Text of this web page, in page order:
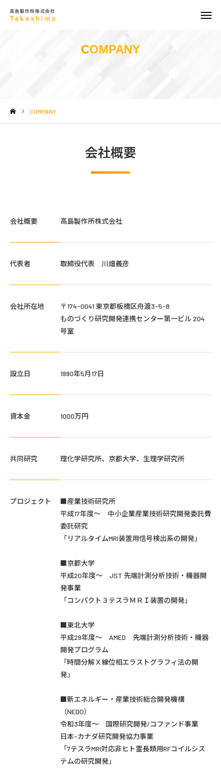
COMPANY
COMPANY
会社概要
会社概要 高島製作所株式会社
代表者 取締役代表 川畑義彦
会社所在地
〒174-0041 東京都板橋区舟渡3-5-8
ものづくり研究開発連携センター第一ビル 204
号室
設立日 1990年5月17日
資本金 1000万円
共同研究 理化学研究所、京都大学、生理学研究所
プロジェクト
■産業技術研究所
平成17年度～ 中小企業産業技術研究開発委託費
委託研究
「リアルタイムMRI装置用信号検出系の開発」
■京都大学
平成20年度～ JST 先端計測分析技術・機器開
発事業
「コンパクト３テスラＭＲＩ装置の開発」
■東北大学
平成29年度～ AMED 先端計測分析技術・機器
開発プログラム
「時間分解Ｘ線位相エラストグラフィ法の開
発」
■新エネルギー・産業技術総合開発機構
（NEDO）
令和3年度～ 国際研究開発/コファンド事業
日本-カナダ研究開発協力事業
「7テスラMRI対応非ヒト霊長類用RFコイルシス
テムの研究開発」
採用情報